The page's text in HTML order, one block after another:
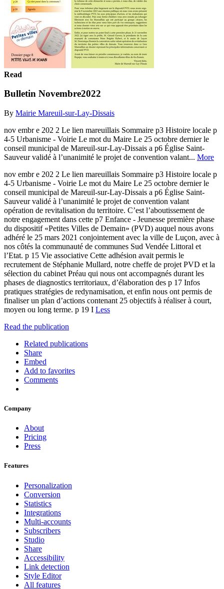
Read
Bulletin Novembre2022
By Mairie Mareuil-sur-Lay-Dissais
nov embr e 202 2 Le lien mareuillais Sommaire p3 Histoire locale p
4-5 Urbanisme - Voirie Le mot du Maire Le 25 octobre dernier le
conseil municipal de Mareuil-sur-Lay-Dissais a p6 Église Saint-
Sauveur validé à l’unanimité le projet de convention valant... More
nov embr e 202 2 Le lien mareuillais Sommaire p3 Histoire locale p
4-5 Urbanisme - Voirie Le mot du Maire Le 25 octobre dernier le
conseil municipal de Mareuil-sur-Lay-Dissais a p6 Église Saint-
Sauveur validé à l’unanimité le projet de convention valant
opération de revitalisation du territoire. C’est l’aboutissement de
notre engagement dans cette p7 Enfance - Jeunesse première phase
du dispositif «Petites Villes de Demain» (PVD) auquel nous avons
adhéré le 25 mars 2021 conjointement avec la ville de Luçon, avec à
nos côtés la communauté de communes Sud Vendée Littoral et
l’Etat. p 15 Vie associative Cette adhésion avait permis le
recrutement de Stéphanie Mullard, notre cheffe de projet PVD et la
sélection du cabinet Préau qui nous ont accompagnés durant les
phases de diagnostics territoriaux, d’élaboration des p 17 Infos
pratiques stratégies de redynamisation, et enfin nous ont permis de
finaliser un plan d’actions contenant 25 objectifs à réaliser à court,
moyen ou long terme. p 19 I Less
Read the publication
Related publications
Share
Embed
Add to favorites
Comments
Company
About
Pricing
Press
Features
Personalization
Conversion
Statistics
Integrations
Multi-accounts
Subscribers
Studio
Share
Accessibility
Link detection
Style Editor
All features